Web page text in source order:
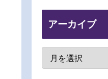
アーカイブ